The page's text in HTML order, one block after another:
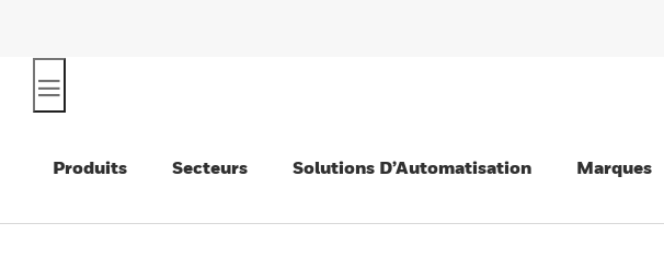
Produits Secteurs Solutions D’Automatisation Marques